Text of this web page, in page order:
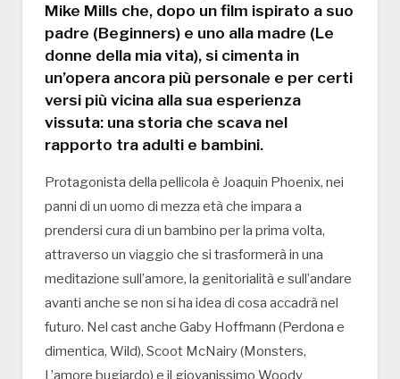
Mike Mills che, dopo un film ispirato a suo
padre (Beginners) e uno alla madre (Le
donne della mia vita), si cimenta in
un’opera ancora più personale e per certi
versi più vicina alla sua esperienza
vissuta: una storia che scava nel
rapporto tra adulti e bambini.
Protagonista della pellicola è Joaquin Phoenix, nei
panni di un uomo di mezza età che impara a
prendersi cura di un bambino per la prima volta,
attraverso un viaggio che si trasformerà in una
meditazione sull’amore, la genitorialità e sull’andare
avanti anche se non si ha idea di cosa accadrà nel
futuro. Nel cast anche Gaby Hoffmann (Perdona e
dimentica, Wild), Scoot McNairy (Monsters,
L’amore bugiardo) e il giovanissimo Woody